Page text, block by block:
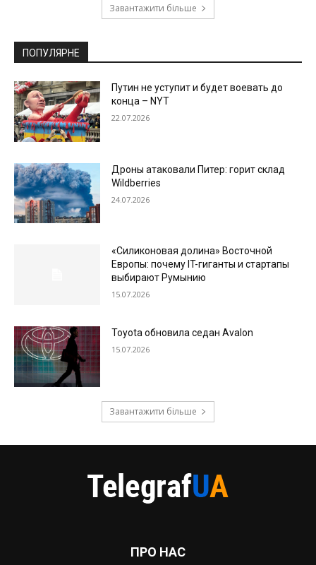
Завантажити більше
ПОПУЛЯРНЕ
Путин не уступит и будет воевать до
конца – NYT
22.07.2026
Дроны атаковали Питер: горит склад
Wildberries
24.07.2026
«Силиконовая долина» Восточной
Европы: почему IT-гиганты и стартапы
выбирают Румынию
15.07.2026
Toyota обновила седан Avalon
15.07.2026
Завантажити більше
ПРО НАС